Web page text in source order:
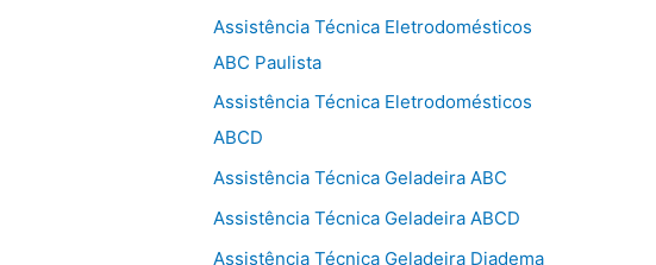
Assistência Técnica Eletrodomésticos
ABC Paulista
Assistência Técnica Eletrodomésticos
ABCD
Assistência Técnica Geladeira ABC
Assistência Técnica Geladeira ABCD
Assistência Técnica Geladeira Diadema